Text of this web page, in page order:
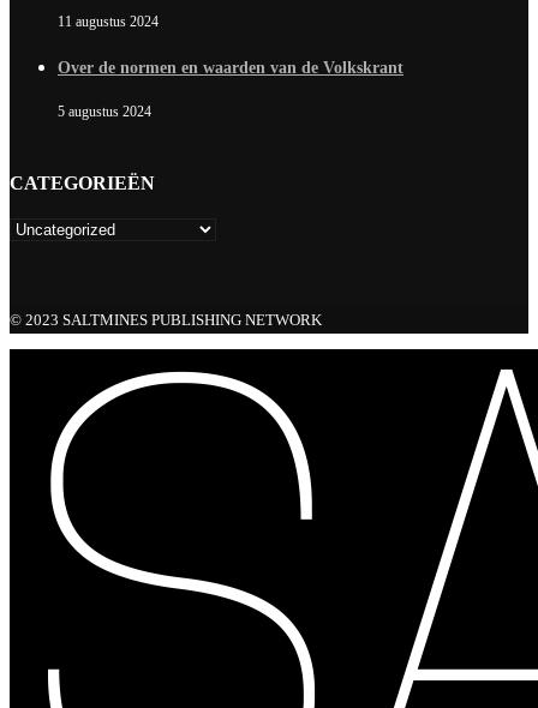
11 augustus 2024
Over de normen en waarden van de Volkskrant
5 augustus 2024
CATEGORIEËN
© 2023 SALTMINES PUBLISHING NETWORK